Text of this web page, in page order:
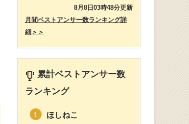
8月8日03時48分更新
月間ベストアンサー数ランキング詳
細＞＞
累計ベストアンサー数
ランキング
1 ほしねこ